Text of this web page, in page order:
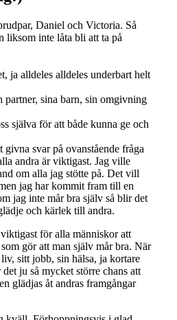
Daniel och Victoria. Så
liksom inte låta bli att ta på
ja alldeles alldeles underbart helt
partner, sina barn, sin omgivning
själva för att både kunna ge och
svar på ovanstående fråga
andra är viktigast. Jag ville
om alla jag stötte på. Det vill
jag har kommit fram till en
jag inte mår bra själv så blir det
och kärlek till andra.
för alla människor att
gör att man själv mår bra. När
sitt jobb, sin hälsa, ja kortare
ju så mycket större chans att
glädjas åt andras framgångar